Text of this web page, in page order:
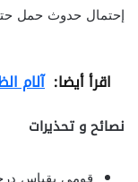
إحتمال حدوث حمل
اقرأ أيضا: آلام
نصائح و تحذيرات